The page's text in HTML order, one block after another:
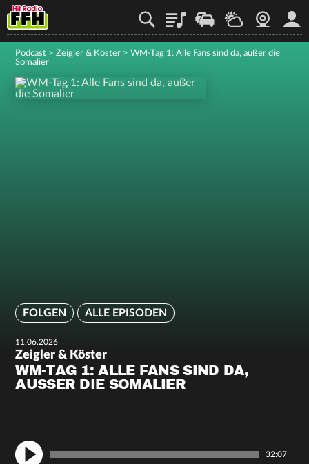
PlaylistStaupilotWetterWebcam
Podcast > Zeigler & Köster > WM-Tag 1: Alle Fans sind da, außer die
Somalier
FOLGEN ALLE EPISODEN
11.06.2026
Zeigler & Köster
WM-TAG 1: ALLE FANS SIND DA,
AUSSER DIE SOMALIER
32:07